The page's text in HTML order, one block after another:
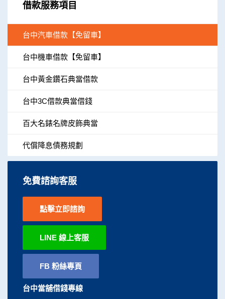
借款服務項目
台中汽車借款【免留車】
台中機車借款【免留車】
台中黃金鑽石典當借款
台中3C借款典當借錢
百大名錶名牌皮飾典當
代償降息債務規劃
免費諮詢客服
點擊立即諮詢
LINE 線上客服
FB 粉絲專頁
台中當舖借錢專線